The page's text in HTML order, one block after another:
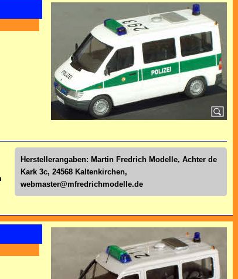
Herstellerangaben: Martin Fredrich Modelle, Achter de
Kark 3c, 24568 Kaltenkirchen,
webmaster@mfredrichmodelle.de